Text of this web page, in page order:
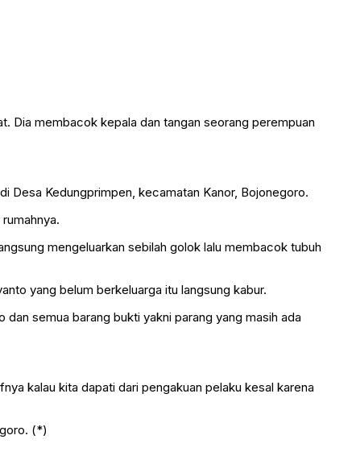
Dia membacok kepala dan tangan seorang perempuan
Desa Kedungprimpen, kecamatan Kanor, Bojonegoro.
mengeluarkan sebilah golok lalu membacok tubuh
yang belum berkeluarga itu langsung kabur.
semua barang bukti yakni parang yang masih ada
kalau kita dapati dari pengakuan pelaku kesal karena
(*)